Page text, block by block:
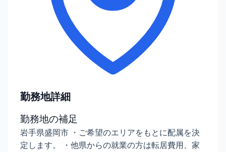
勤務地詳細
勤務地の補足
岩手県盛岡市 ・ご希望のエリアをもとに配属を決
定します。 ・他県からの就業の方は転居費用、家